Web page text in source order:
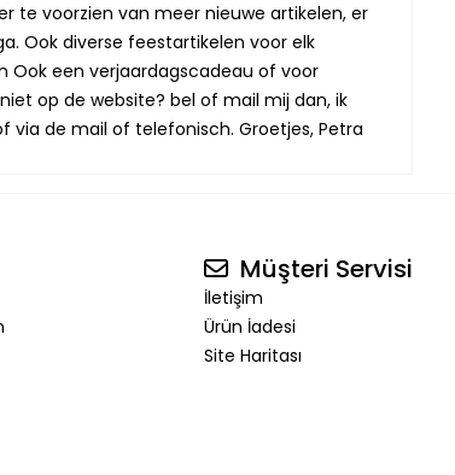
te voorzien van meer nieuwe artikelen, er
Ook diverse feestartikelen voor elk
Ook een verjaardagscadeau of voor
op de website? bel of mail mij dan, ik
via de mail of telefonisch. Groetjes, Petra
Müşteri Servisi
İletişim
Ürün İadesi
Site Haritası